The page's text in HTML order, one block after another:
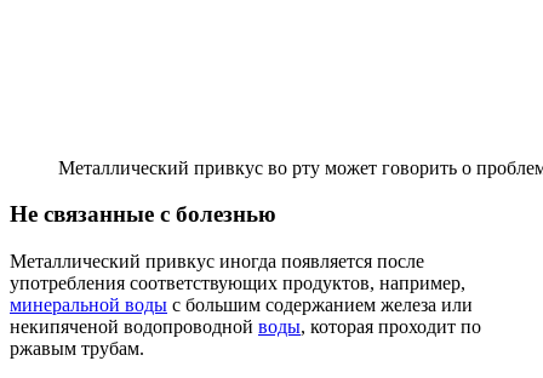
Металлический привкус во рту может говорить о
Не связанные с болезнью
Металлический привкус иногда появляется после
употребления соответствующих продуктов, например,
минеральной воды с большим содержанием железа или
некипяченой водопроводной воды, которая проходит по
ржавым трубам.